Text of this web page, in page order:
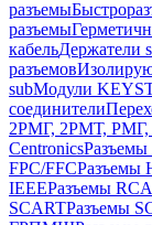
разъемы
разъемы
кабельДержатели
разъемов
subМодули
соединители
2РМГ, 2РМТ,
Centronics
FPC/FFCРазъемы
IEEEРазъемы RCA
SCARTРазъемы